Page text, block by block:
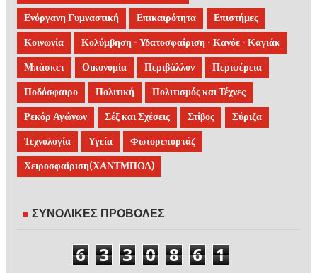
Ενόργανη Γυμναστική Επικαιρότητα Επιστήμες
Κοινωνία Κολύμβηση - Υδατοσφαίριση - Κανόε - Καγιάκ
Μπάσκετ Οικονομία Περιβάλλον Περιφέρεια
Ποδόσφαιρο Πολιτική Πολιτισμός και Τέχνες
Ρεκόρ Αγώνων Σέξ και Σχέσεις Στίβος Σύριζα
Τεχνολογία Υγεία Φωτορεπορτάζ
Χειροσφαίριση(ΧΑΝΤΜΠΟΛ)
ΣΥΝΟΛΙΚΕΣ ΠΡΟΒΟΛΕΣ
6 3 3 0 8 6 1